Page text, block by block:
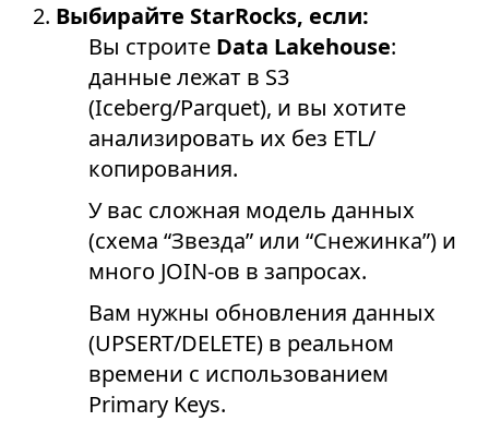
Выбирайте StarRocks, если:
Вы строите Data Lakehouse:
данные лежат в S3
(Iceberg/Parquet), и вы хотите
анализировать их без ETL/
копирования.
У вас сложная модель данных
(схема “Звезда” или “Снежинка”) и
много JOIN-ов в запросах.
Вам нужны обновления данных
(UPSERT/DELETE) в реальном
времени с использованием
Primary Keys.